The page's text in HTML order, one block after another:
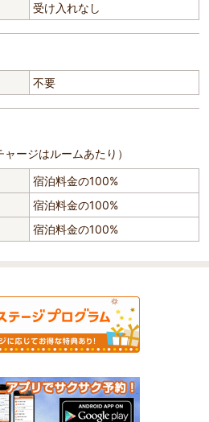
受け入れなし
不要
ージはルームあたり）
宿泊料金の100%
宿泊料金の100%
宿泊料金の100%